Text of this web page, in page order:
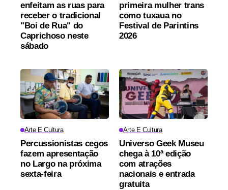
enfeitam as ruas para
receber o tradicional
"Boi de Rua" do
Caprichoso neste
sábado
primeira mulher trans
como tuxaua no
Festival de Parintins
2026
Arte E Cultura
Percussionistas cegos
fazem apresentação
no Largo na próxima
sexta-feira
Arte E Cultura
Universo Geek Museu
chega à 10ª edição
com atrações
nacionais e entrada
gratuita